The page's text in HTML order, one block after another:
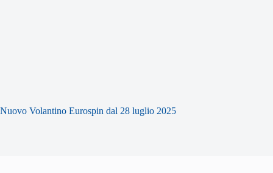
Nuovo Volantino Eurospin dal 28 luglio 2025